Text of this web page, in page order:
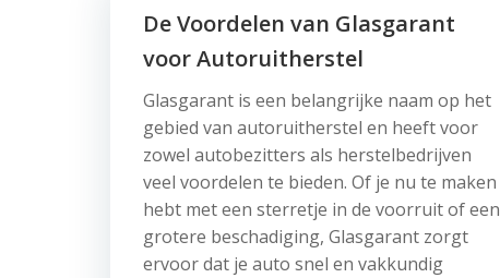
De Voordelen van Glasgarant
voor Autoruitherstel
Glasgarant is een belangrijke naam op het
gebied van autoruitherstel en heeft voor
zowel autobezitters als herstelbedrijven
veel voordelen te bieden. Of je nu te maken
hebt met een sterretje in de voorruit of een
grotere beschadiging, Glasgarant zorgt
ervoor dat je auto snel en vakkundig